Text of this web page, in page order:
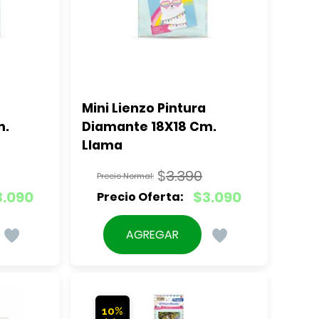
Mini Lienzo Pintura
Diamante 18X18 Cm.
Llama
$3.390
El
precio
original
$3.090
El
precio
actual
AGREGAR
10%